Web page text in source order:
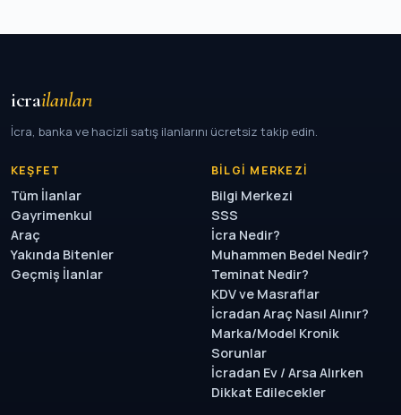
icrailanları
İcra, banka ve hacizli satış ilanlarını ücretsiz takip edin.
KEŞFET
Tüm İlanlar
Gayrimenkul
Araç
Yakında Bitenler
Geçmiş İlanlar
BILGI MERKEZI
Bilgi Merkezi
SSS
İcra Nedir?
Muhammen Bedel Nedir?
Teminat Nedir?
KDV ve Masraflar
İcradan Araç Nasıl Alınır?
Marka/Model Kronik
Sorunlar
İcradan Ev / Arsa Alırken
Dikkat Edilecekler